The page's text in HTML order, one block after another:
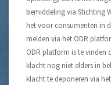
bemiddeling via Stichting
het voor consumenten in
melden via het ODR
ODR platform is te
klacht nog niet elders in
klacht te deponeren via